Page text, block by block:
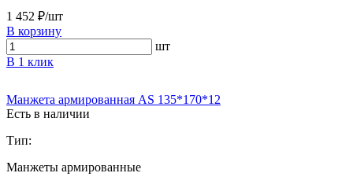
1 452 ₽/шт
В корзину
шт
В 1 клик
Манжета армированная AS 135*170*12
Есть в наличии
Тип:
Манжеты армированные